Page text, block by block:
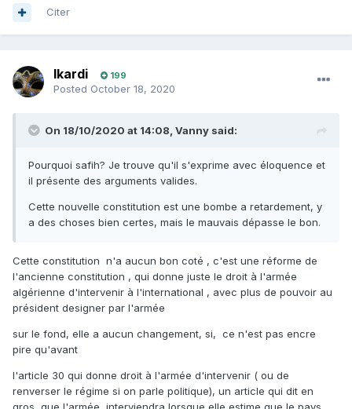
Citer
Ikardi 199
Posted October 18, 2020
On 18/10/2020 at 14:08, Vanny said:
Pourquoi safih? Je trouve qu'il s'exprime avec éloquence et
il présente des arguments valides.
Cette nouvelle constitution est une bombe a retardement, y
a des choses bien certes, mais le mauvais dépasse le bon.
Cette constitution n'a aucun bon coté , c'est une réforme de
l'ancienne constitution , qui donne juste le droit à l'armée
algérienne d'intervenir à l'international , avec plus de pouvoir au
président designer par l'armée
sur le fond, elle a aucun changement, si, ce n'est pas encre
pire qu'avant
l'article 30 qui donne droit à l'armée d'intervenir ( ou de
renverser le régime si on parle politique), un article qui dit en